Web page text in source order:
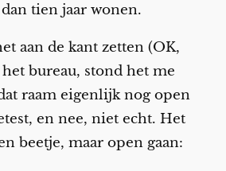
tien jaar wonen.
aan de kant zetten (OK,
het bureau, stond het me
raam eigenlijk nog open
en nee, niet echt. Het
beetje, maar open gaan: